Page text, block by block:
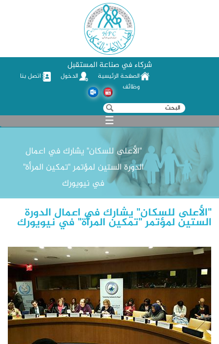
شركاء في صناعة المستقبل
الصفحة الرئيسية الدخول
اتصل بنا
وظائف
استمارة البحث
‏بحث ‏
☰
"الأعلى للسكان" يشارك في اعمال
الدورة الستين لمؤتمر "تمكين المرأة"
في نيويورك
"الأعلى للسكان" يشارك في اعمال الدورة
الستين لمؤتمر "تمكين المرأة" في نيويورك